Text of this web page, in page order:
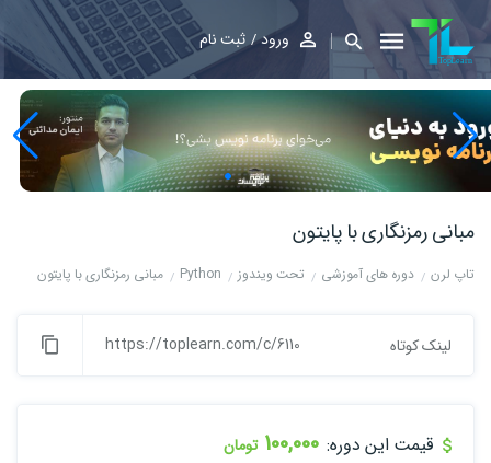
ورود ثبت نام
مبانی رمزنگاری با پایتون
تاپ لرن دوره های آموزشی تحت ویندوز Python مبانی رمزنگاری با پایتون
لینک کوتاه https://toplearn.com/c/6110
قیمت این دوره: 100,000 تومان